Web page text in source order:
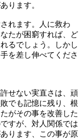
ります。
れます。人に救わ
たが困窮すれば、ど
るでしょう。しかし
を差し伸べてくださ
せない実直さは、頑
でも記憶に残り、根
がその事を改善した
すが、対人関係では
ります、この事が原